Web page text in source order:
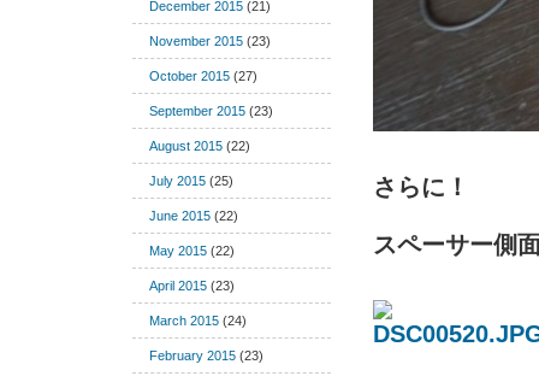
December 2015 (21)
November 2015 (23)
October 2015 (27)
September 2015 (23)
August 2015 (22)
July 2015 (25)
June 2015 (22)
May 2015 (22)
April 2015 (23)
March 2015 (24)
February 2015 (23)
さらに！
スペーサー側